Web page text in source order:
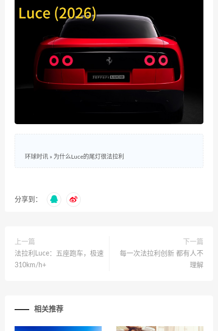
环球时讯 » 为什么Luce的尾灯很法拉利
分享到：
上一篇
法拉利Luce：五座跑车，极速
310km/h+
下一篇
每一次法拉利创新 都有人不
理解
相关推荐